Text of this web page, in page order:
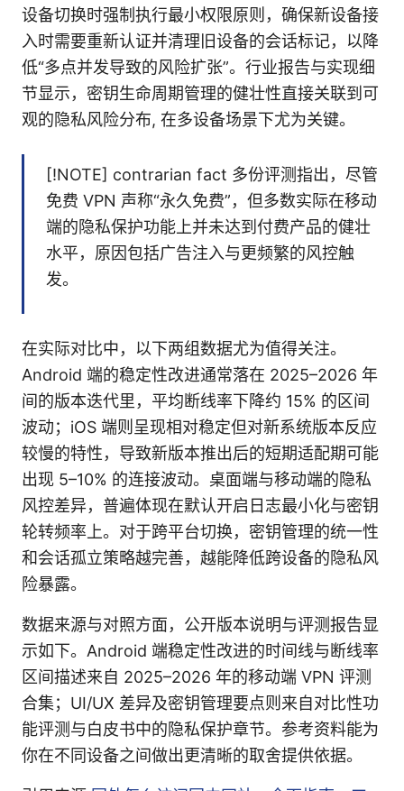
设备切换时强制执行最小权限原则，确保新设备接
入时需要重新认证并清理旧设备的会话标记，以降
低“多点并发导致的风险扩张”。行业报告与实现细
节显示，密钥生命周期管理的健壮性直接关联到可
观的隐私风险分布, 在多设备场景下尤为关键。
[!NOTE] contrarian fact 多份评测指出，尽管
免费 VPN 声称“永久免费”，但多数实际在移动
端的隐私保护功能上并未达到付费产品的健壮
水平，原因包括广告注入与更频繁的风控触
发。
在实际对比中，以下两组数据尤为值得关注。
Android 端的稳定性改进通常落在 2025–2026 年
间的版本迭代里，平均断线率下降约 15% 的区间
波动；iOS 端则呈现相对稳定但对新系统版本反应
较慢的特性，导致新版本推出后的短期适配期可能
出现 5–10% 的连接波动。桌面端与移动端的隐私
风控差异，普遍体现在默认开启日志最小化与密钥
轮转频率上。对于跨平台切换，密钥管理的统一性
和会话孤立策略越完善，越能降低跨设备的隐私风
险暴露。
数据来源与对照方面，公开版本说明与评测报告显
示如下。Android 端稳定性改进的时间线与断线率
区间描述来自 2025–2026 年的移动端 VPN 评测
合集；UI/UX 差异及密钥管理要点则来自对比性功
能评测与白皮书中的隐私保护章节。参考资料能为
你在不同设备之间做出更清晰的取舍提供依据。